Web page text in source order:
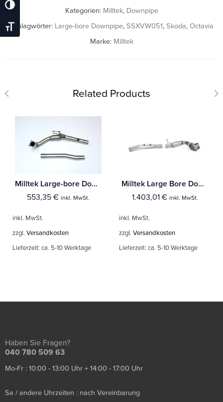
Umschalten Auf Hohe Kontraste
Schrift Vergrößern
Kategorien: Milltek, Downpipe
Schlagwörter: Large-bore Downpipe, SSXVW051, Skoda, Octavia
Marke: Milltek
Related Products
Milltek Large-bore Downpipe und De-cat Skoda Octavia vRS 2.0 TSI
553,35 € inkl. MwSt.
inkl. MwSt.
zzgl. Versandkosten
Lieferzeit: ca. 5-10 Werktage
Milltek Large Bore Downpipe und Hi-Flow Sports Cat Skoda Octavia vRS 2.0 TSI 245PS (MQB EVO Mk4) Hatch & Estate ((Fahrzeuge mit OPF)
1.403,01 € inkl. MwSt.
inkl. MwSt.
zzgl. Versandkosten
Lieferzeit: ca. 5-10 Werktage
Haben Sie Fragen?
040 780 509 63
Mo-Fr : 10:00 - 13:00 Uhr + 14:00 - 17:00 Uhr
Sa / andere Uhrzeiten : nach Vereinbarung